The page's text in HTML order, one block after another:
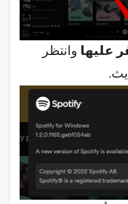
عليها وانتظر